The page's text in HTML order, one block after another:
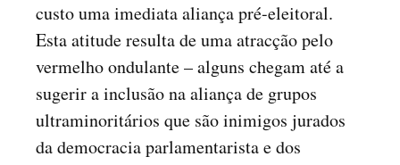
custo uma imediata aliança pré-eleitoral.
Esta atitude resulta de uma atracção pelo
vermelho ondulante – alguns chegam até a
sugerir a inclusão na aliança de grupos
ultraminoritários que são inimigos jurados
da democracia parlamentarista e dos